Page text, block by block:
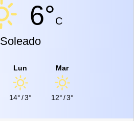
6°C
Soleado
Lun
14°/3°
Mar
12°/3°